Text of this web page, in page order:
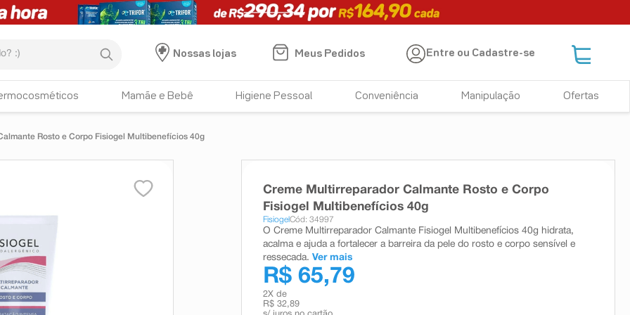
Nossas lojas
Meus Pedidos Entre ou Cadastre-se
Mamãe e Bebê Higiene Pessoal Conveniência Manipulação Ofertas
Rosto e Corpo Fisiogel Multibenefícios 40g
Creme Multirreparador Calmante Rosto e Corpo
Fisiogel Multibenefícios 40g
FisiogelCód: 34997
O Creme Multirreparador Calmante Fisiogel Multibenefícios 40g hidrata,
acalma e ajuda a fortalecer a barreira da pele do rosto e corpo sensível e
ressecada. Ver mais
R$ 65,79
2X de
R$ 32,89